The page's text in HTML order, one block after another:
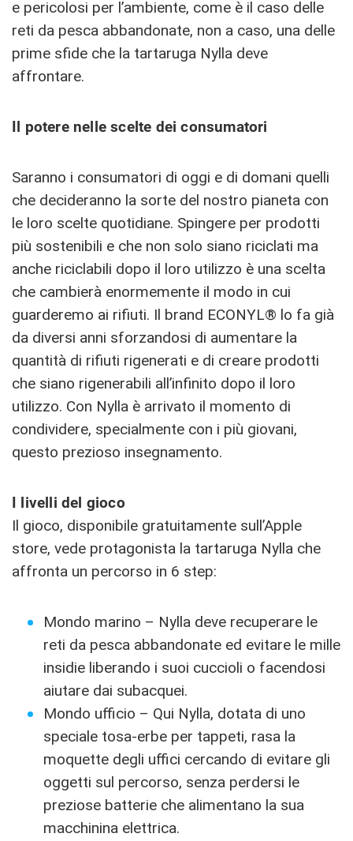
e pericolosi per l’ambiente, come è il caso delle
reti da pesca abbandonate, non a caso, una delle
prime sfide che la tartaruga Nylla deve
affrontare.
Il potere nelle scelte dei consumatori
Saranno i consumatori di oggi e di domani quelli
che decideranno la sorte del nostro pianeta con
le loro scelte quotidiane. Spingere per prodotti
più sostenibili e che non solo siano riciclati ma
anche riciclabili dopo il loro utilizzo è una scelta
che cambierà enormemente il modo in cui
guarderemo ai rifiuti. Il brand ECONYL® lo fa già
da diversi anni sforzandosi di aumentare la
quantità di rifiuti rigenerati e di creare prodotti
che siano rigenerabili all’infinito dopo il loro
utilizzo. Con Nylla è arrivato il momento di
condividere, specialmente con i più giovani,
questo prezioso insegnamento.
I livelli del gioco
Il gioco, disponibile gratuitamente sull’Apple
store, vede protagonista la tartaruga Nylla che
affronta un percorso in 6 step:
Mondo marino – Nylla deve recuperare le
reti da pesca abbandonate ed evitare le mille
insidie liberando i suoi cuccioli o facendosi
aiutare dai subacquei.
Mondo ufficio – Qui Nylla, dotata di uno
speciale tosa-erbe per tappeti, rasa la
moquette degli uffici cercando di evitare gli
oggetti sul percorso, senza perdersi le
preziose batterie che alimentano la sua
macchinina elettrica.